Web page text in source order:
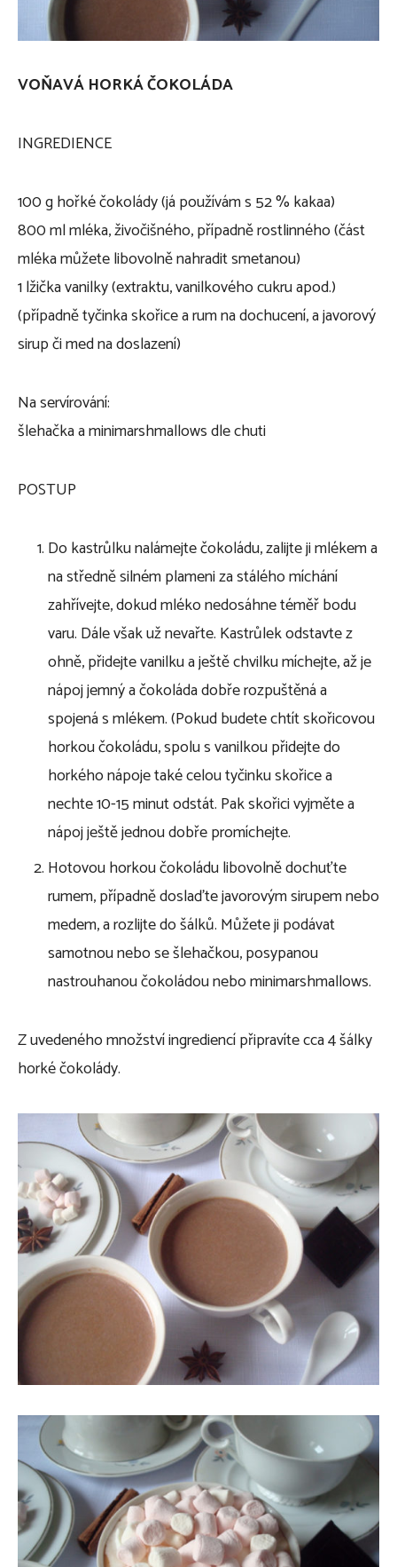
VOŇAVÁ HORKÁ ČOKOLÁDA
INGREDIENCE
100 g hořké čokolády (já používám s 52 % kakaa)
800 ml mléka, živočišného, případně rostlinného (část
mléka můžete libovolně nahradit smetanou)
1 lžička vanilky (extraktu, vanilkového cukru apod.)
(případně tyčinka skořice a rum na dochucení, a javorový
sirup či med na doslazení)
Na servírování:
šlehačka a minimarshmallows dle chuti
POSTUP
Do kastrůlku nalámejte čokoládu, zalijte ji mlékem a
na středně silném plameni za stálého míchání
zahřívejte, dokud mléko nedosáhne téměř bodu
varu. Dále však už nevařte. Kastrůlek odstavte z
ohně, přidejte vanilku a ještě chvilku míchejte, až je
nápoj jemný a čokoláda dobře rozpuštěná a
spojená s mlékem. (Pokud budete chtít skořicovou
horkou čokoládu, spolu s vanilkou přidejte do
horkého nápoje také celou tyčinku skořice a
nechte 10-15 minut odstát. Pak skořici vyjměte a
nápoj ještě jednou dobře promíchejte.
Hotovou horkou čokoládu libovolně dochuťte
rumem, případně doslaďte javorovým sirupem nebo
medem, a rozlijte do šálků. Můžete ji podávat
samotnou nebo se šlehačkou, posypanou
nastrouhanou čokoládou nebo minimarshmallows.
Z uvedeného množství ingrediencí připravíte cca 4 šálky
horké čokolády.